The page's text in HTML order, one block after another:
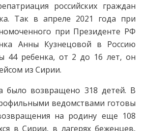
российских граждан
Так в апреле 2021 года при
при Президенте РФ
Анны Кузнецовой в Россию
44 ребенка, от 2 до 16 лет, он
из Сирии.
было возвращено 318 детей. В
ведомствами готовы
на родину еще 108
в Сирии, в лагерях беженцев,